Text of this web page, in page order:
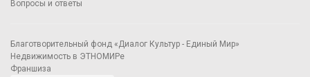
Вопросы и ответы
Благотворительный фонд «Диалог Культур - Единый Мир»
Недвижимость в ЭТНОМИРе
Франшиза